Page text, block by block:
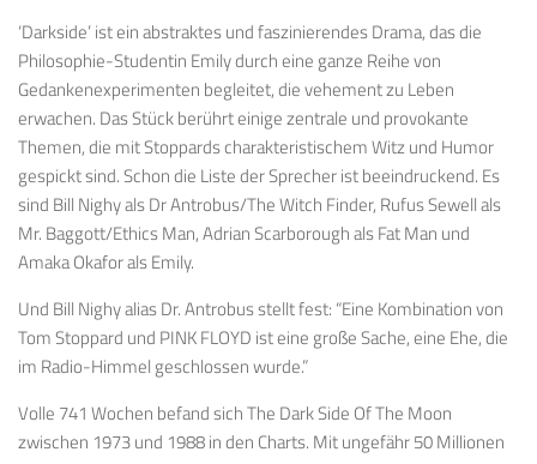
‘Darkside’ ist ein abstraktes und faszinierendes Drama, das die
Philosophie-Studentin Emily durch eine ganze Reihe von
Gedankenexperimenten begleitet, die vehement zu Leben
erwachen. Das Stück berührt einige zentrale und provokante
Themen, die mit Stoppards charakteristischem Witz und Humor
gespickt sind. Schon die Liste der Sprecher ist beeindruckend. Es
sind Bill Nighy als Dr Antrobus/The Witch Finder, Rufus Sewell als
Mr. Baggott/Ethics Man, Adrian Scarborough als Fat Man und
Amaka Okafor als Emily.
Und Bill Nighy alias Dr. Antrobus stellt fest: “Eine Kombination von
Tom Stoppard und PINK FLOYD ist eine große Sache, eine Ehe, die
im Radio-Himmel geschlossen wurde.”
Volle 741 Wochen befand sich The Dark Side Of The Moon
zwischen 1973 und 1988 in den Charts. Mit ungefähr 50 Millionen